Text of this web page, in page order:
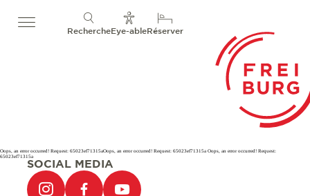
RechercheEye-ableRéserver
Oops, an error occurred! Request: 65023ef71315aOops, an error occurred! Request: 65023ef71315a Oops, an error occurred! Request:
65023ef71315a
SOCIAL MEDIA